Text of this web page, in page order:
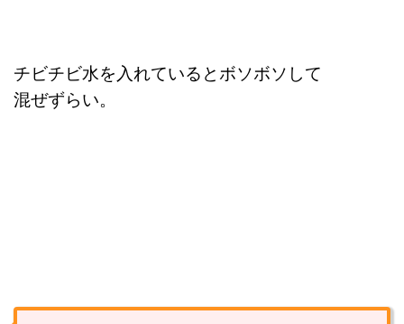
チビチビ水を入れているとボソボソして
混ぜずらい。